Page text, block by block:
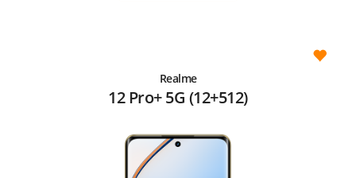
Realme
12 Pro+ 5G (12+512)